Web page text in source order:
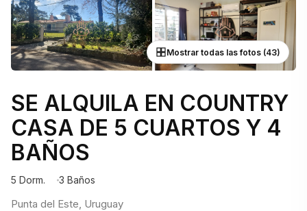
Mostrar todas las fotos (43)
SE ALQUILA EN COUNTRY
CASA DE 5 CUARTOS Y 4
BAÑOS
5 Dorm. 3 Baños
Punta del Este, Uruguay